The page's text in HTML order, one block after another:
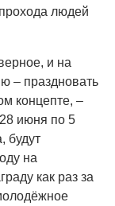
людей
и на
– праздновать
концепте, –
июня по 5
будут
на
как раз за